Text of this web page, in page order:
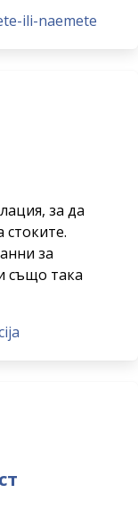
ili-naemete
за да
стоките.
за
също така